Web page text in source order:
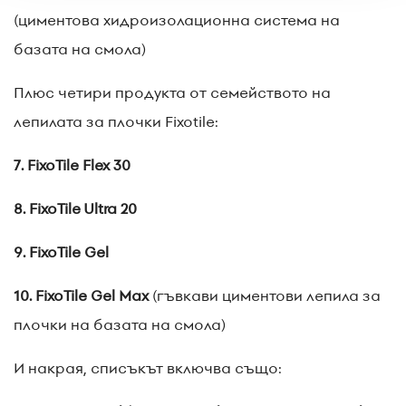
(циментова хидроизолационна система на
базата на смола)
Плюс четири продукта от семейството на
лепилата за плочки Fixotile:
7. FixoTile Flex 30
8. FixoTile Ultra 20
9. FixoTile Gel
10. FixoTile Gel Max(гъвкави циментови лепила за
плочки на базата на смола)
И накрая, списъкът включва също: